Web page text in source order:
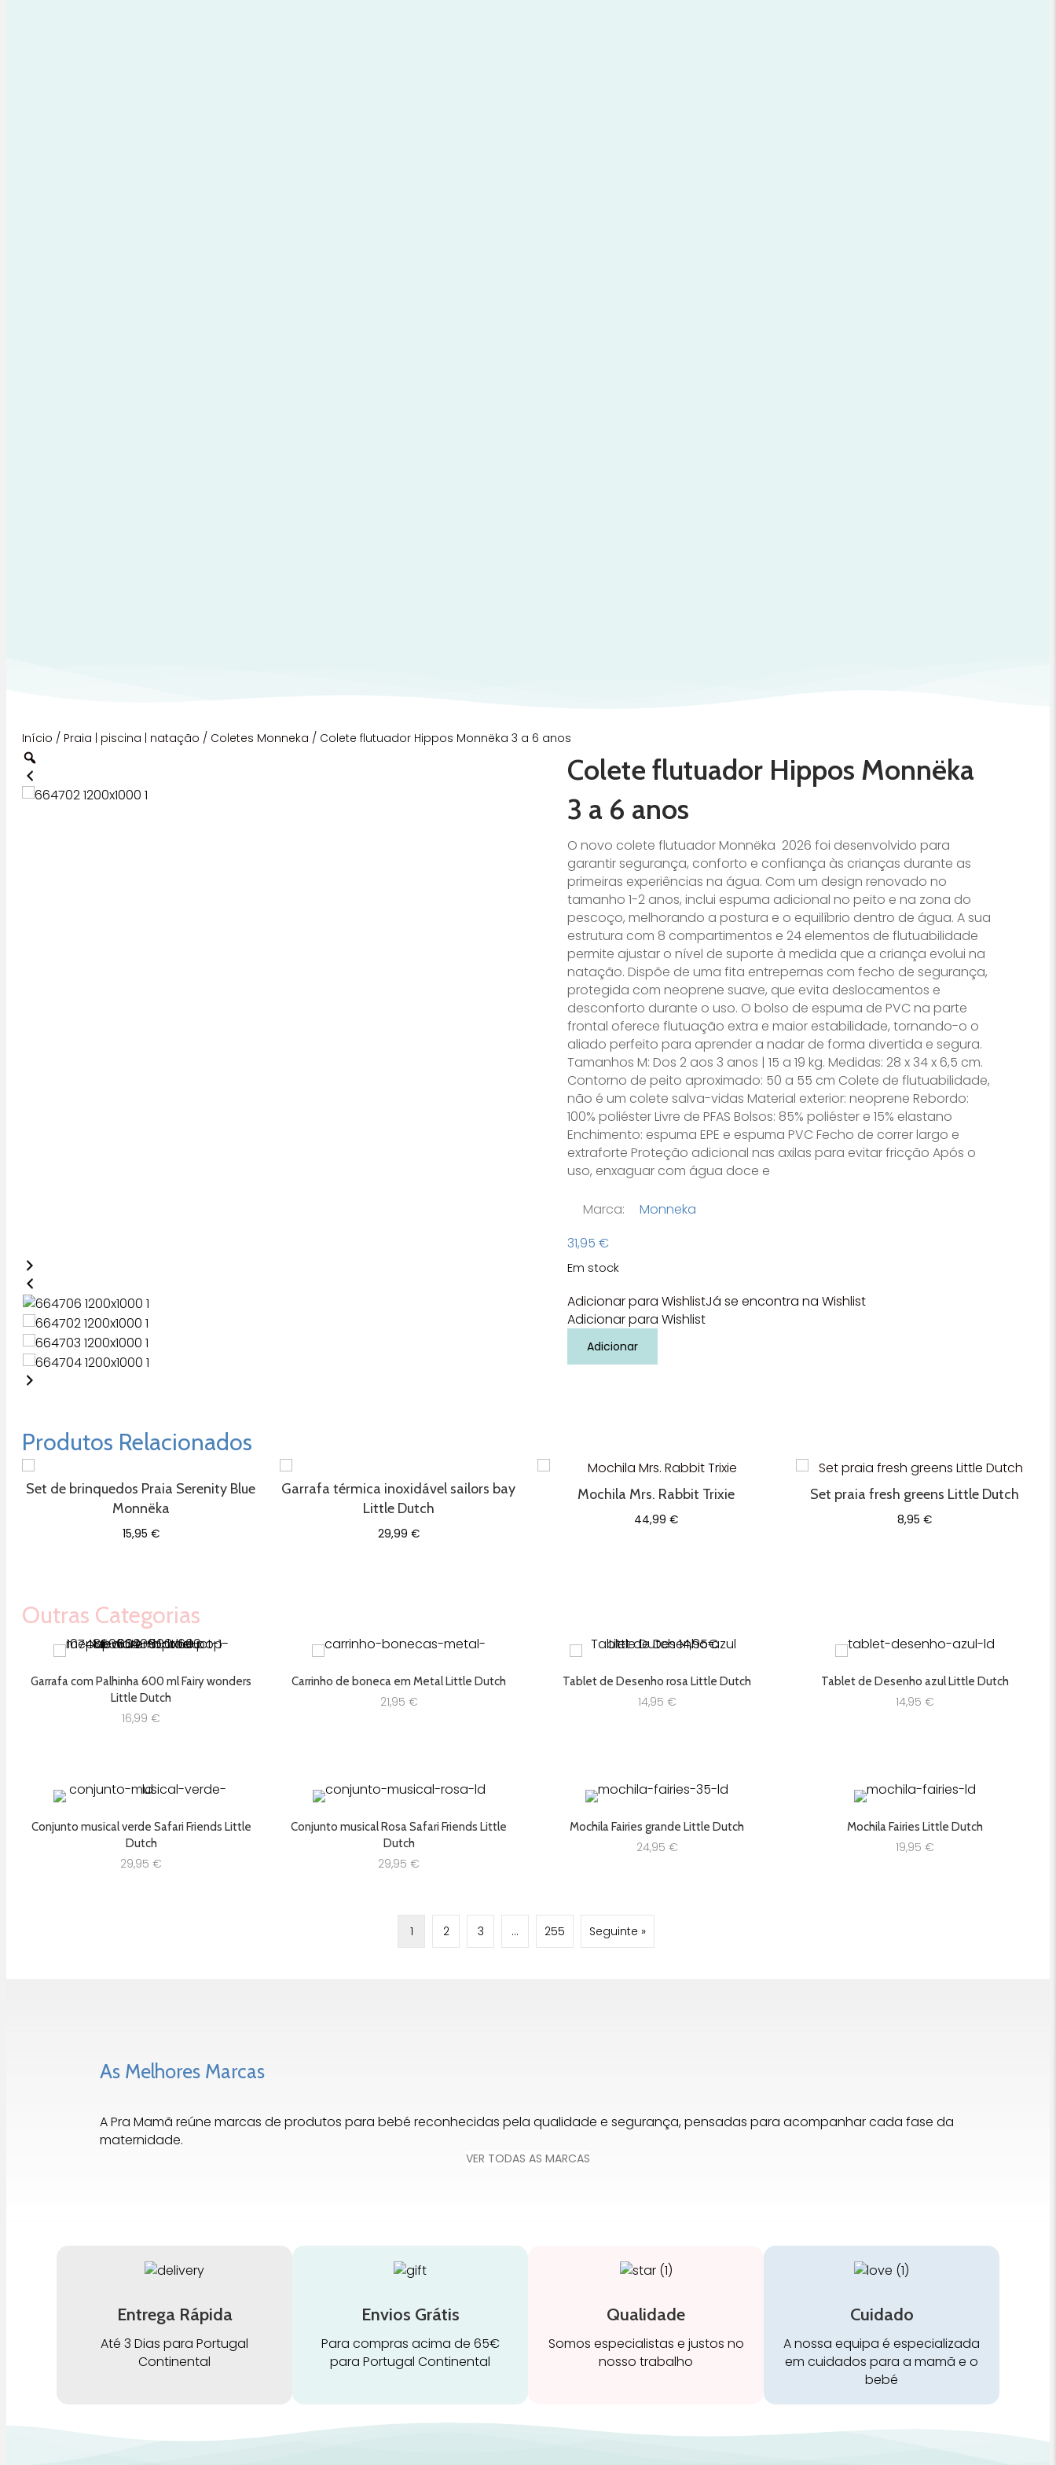
Início / Praia | piscina | natação / Coletes Monneka / Colete flutuador Hippos Monnëka 3 a 6 anos
Colete flutuador Hippos Monnëka
3 a 6 anos
O novo colete flutuador Monnëka 2026 foi desenvolvido para
garantir segurança, conforto e confiança às crianças durante as
primeiras experiências na água. Com um design renovado no
tamanho 1-2 anos, inclui espuma adicional no peito e na zona do
pescoço, melhorando a postura e o equilíbrio dentro de água. A sua
estrutura com 8 compartimentos e 24 elementos de flutuabilidade
permite ajustar o nível de suporte à medida que a criança evolui na
natação. Dispõe de uma fita entrepernas com fecho de segurança,
protegida com neoprene suave, que evita deslocamentos e
desconforto durante o uso. O bolso de espuma de PVC na parte
frontal oferece flutuação extra e maior estabilidade, tornando-o o
aliado perfeito para aprender a nadar de forma divertida e segura.
Tamanhos M: Dos 2 aos 3 anos | 15 a 19 kg. Medidas: 28 x 34 x 6,5 cm.
Contorno de peito aproximado: 50 a 55 cm Colete de flutuabilidade,
não é um colete salva-vidas Material exterior: neoprene Rebordo:
100% poliéster Livre de PFAS Bolsos: 85% poliéster e 15% elastano
Enchimento: espuma EPE e espuma PVC Fecho de correr largo e
extraforte Proteção adicional nas axilas para evitar fricção Após o
uso, enxaguar com água doce e
Marca:
Monneka
31,95 €
Em stock
Adicionar para WishlistJá se encontra na Wishlist
Adicionar para Wishlist
Colete
anos
Adicionar
Produtos Relacionados
Set de brinquedos Praia Serenity Blue
Monnëka
15,95 €
Garrafa térmica inoxidável sailors bay
Little Dutch
29,99 €
Mochila Mrs. Rabbit Trixie
44,99€
Set praia fresh greens Little Dutch
8,95€
Outras Categorias
Garrafa com Palhinha 600 ml Fairy wonders
Little Dutch
16,99 €
Carrinho de boneca em Metal Little Dutch
21,95 €
Tablet de Desenho rosa Little Dutch
14,95 €
Tablet de Desenho azul Little Dutch
14,95 €
Conjunto musical verde Safari Friends Little
Dutch
29,95 €
Conjunto musical Rosa Safari Friends Little
Dutch
29,95 €
Mochila Fairies grande Little Dutch
24,95 €
Mochila Fairies Little Dutch
19,95 €
1 2 3 … 255 Seguinte »
As Melhores Marcas
A Pra Mamã reúne marcas de produtos para bebé reconhecidas pela qualidade e segurança, pensadas para acompanhar cada fase da
maternidade.
VER TODAS AS MARCAS
Entrega Rápida
Até 3 Dias para Portugal
Continental
Envios Grátis
Para compras acima de 65€
para Portugal Continental
Qualidade
Somos especialistas e justos no
nosso trabalho
Cuidado
A nossa equipa é especializada
em cuidados para a mamã e o
bebé